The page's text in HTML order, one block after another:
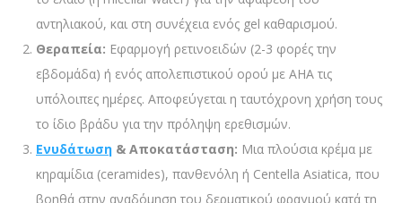
αντηλιακού, και στη συνέχεια ενός gel καθαρισμού.
Θεραπεία: Εφαρμογή ρετινοειδών (2-3 φορές την
εβδομάδα) ή ενός απολεπιστικού ορού με AHA τις
υπόλοιπες ημέρες. Αποφεύγεται η ταυτόχρονη χρήση τους
το ίδιο βράδυ για την πρόληψη ερεθισμών.
Ενυδάτωση & Αποκατάσταση: Μια πλούσια κρέμα με
κηραμίδια (ceramides), πανθενόλη ή Centella Asiatica, που
βοηθά στην αναδόμηση του δερματικού φραγμού κατά τη